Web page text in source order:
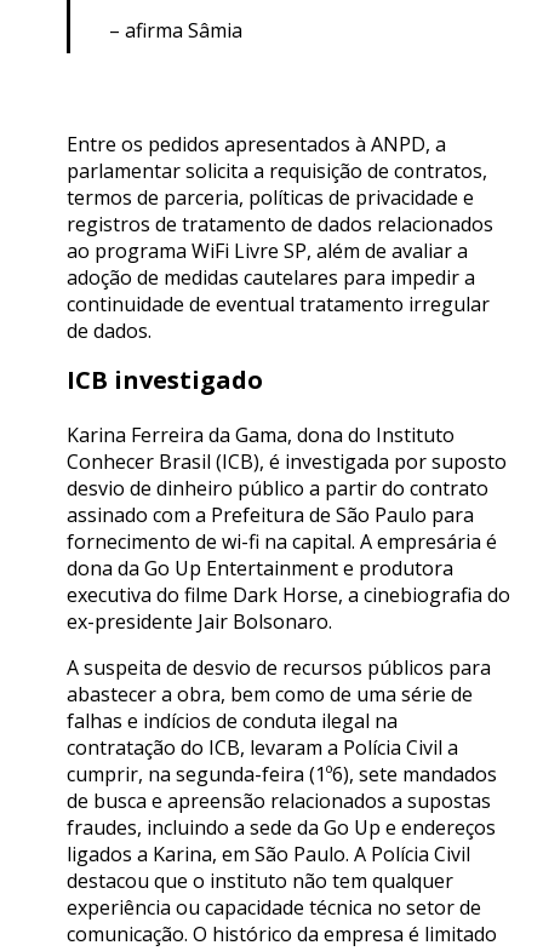
– afirma Sâmia
Entre os pedidos apresentados à ANPD, a
parlamentar solicita a requisição de contratos,
termos de parceria, políticas de privacidade e
registros de tratamento de dados relacionados
ao programa WiFi Livre SP, além de avaliar a
adoção de medidas cautelares para impedir a
continuidade de eventual tratamento irregular
de dados.
ICB investigado
Karina Ferreira da Gama, dona do Instituto
Conhecer Brasil (ICB), é investigada por suposto
desvio de dinheiro público a partir do contrato
assinado com a Prefeitura de São Paulo para
fornecimento de wi-fi na capital. A empresária é
dona da Go Up Entertainment e produtora
executiva do filme Dark Horse, a cinebiografia do
ex-presidente Jair Bolsonaro.
A suspeita de desvio de recursos públicos para
abastecer a obra, bem como de uma série de
falhas e indícios de conduta ilegal na
contratação do ICB, levaram a Polícia Civil a
cumprir, na segunda-feira (1º6), sete mandados
de busca e apreensão relacionados a supostas
fraudes, incluindo a sede da Go Up e endereços
ligados a Karina, em São Paulo. A Polícia Civil
destacou que o instituto não tem qualquer
experiência ou capacidade técnica no setor de
comunicação. O histórico da empresa é limitado